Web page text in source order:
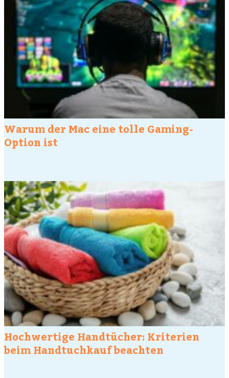
Warum der Mac eine tolle Gaming-
Option ist
Hochwertige Handtücher: Kriterien
beim Handtuchkauf beachten